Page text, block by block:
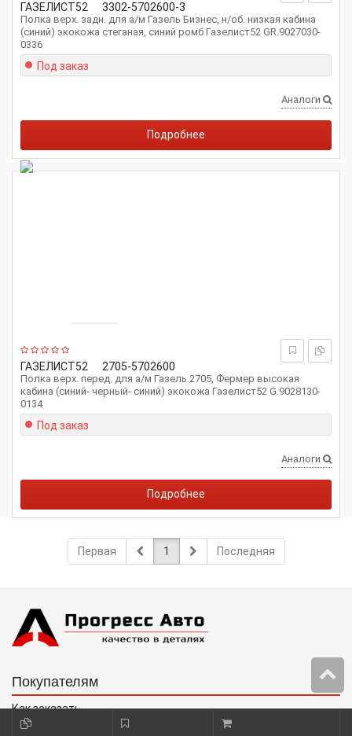
ГАЗЕЛИСТ52 3302-5702600-3
Полка верх. задн. для а/м Газель Бизнес, н/об. низкая кабина
(синий) экокожа стеганая, синий ромб Газелист52 GR.9027030-
0336
Под заказ
Аналоги
Подробнее
ГАЗЕЛИСТ52 2705-5702600
Полка верх. перед. для а/м Газель 2705, Фермер высокая
кабина (синий- черный- синий) экокожа Газелист52 G.9028130-
0134
Под заказ
Аналоги
Подробнее
Первая 1 Последняя
Покупателям
Как заказать
Об оплате